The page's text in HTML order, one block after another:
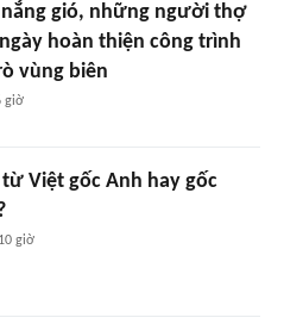
gió, những người thợ
hoàn thiện công trình
vùng biên
giờ
từ Việt gốc Anh hay gốc
10 giờ